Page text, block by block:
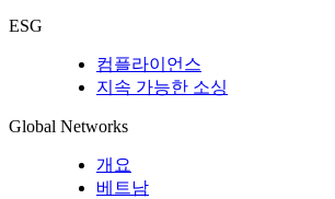
ESG
컴플라이언스
지속 가능한 소싱
Global Networks
개요
베트남